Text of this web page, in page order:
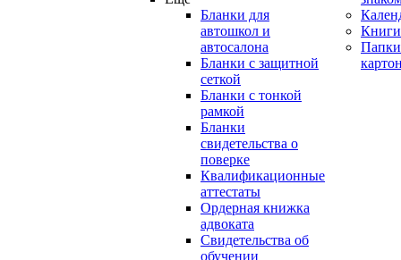
Бланки для
автошкол и
автосалона
Бланки с защитной
сеткой
Бланки с тонкой
рамкой
Бланки
свидетельства о
поверке
Квалификационные
аттестаты
Ордерная книжка
адвоката
Свидетельства об
обучении
Книги
Папки